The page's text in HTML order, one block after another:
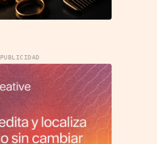
PUBLICIDAD